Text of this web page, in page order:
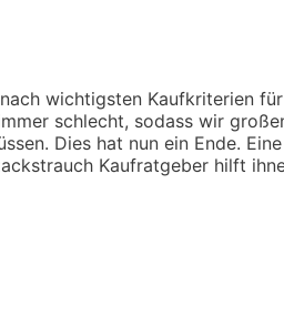
wichtigsten Kaufkriterien
schlecht, sodass wir
Dies hat nun ein Ende.
Kaufratgeber hilft